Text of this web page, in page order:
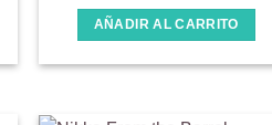
AÑADIR AL CARRITO